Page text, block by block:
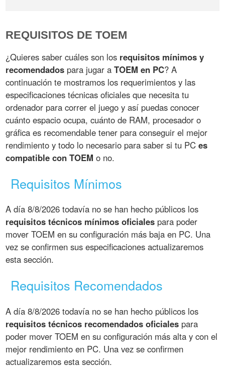
REQUISITOS DE TOEM
¿Quieres saber cuáles son los requisitos mínimos y
recomendados para jugar aTOEM en PC? A
continuación te mostramos los requerimientos y las
especificaciones técnicas oficiales que necesita tu
ordenador para correr el juego y así puedas conocer
cuánto espacio ocupa, cuánto de RAM, procesador o
gráfica es recomendable tener para conseguir el mejor
rendimiento y todo lo necesario para saber si tu PCes
compatible con TOEM o no.
Requisitos Mínimos
A día 8/8/2026 todavía no se han hecho públicos los
requisitos técnicos mínimos oficiales para poder
mover TOEM en su configuración más baja en PC. Una
vez se confirmen sus especificaciones actualizaremos
esta sección.
Requisitos Recomendados
A día 8/8/2026 todavía no se han hecho públicos los
requisitos técnicos recomendados oficiales para
poder mover TOEM en su configuración más alta y con el
mejor rendimiento en PC. Una vez se confirmen
actualizaremos esta sección.